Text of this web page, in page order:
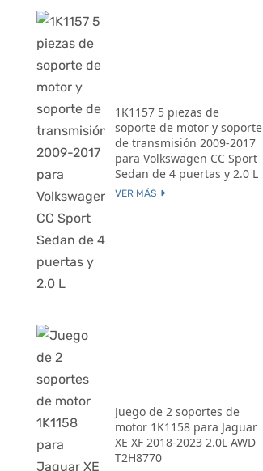
1K1157 5 piezas de
soporte de motor y soporte
de transmisión 2009-2017
para Volkswagen CC Sport
Sedan de 4 puertas y 2.0 L
VER MÁS
Juego de 2 soportes de
motor 1K1158 para Jaguar
XE XF 2018-2023 2.0L AWD
T2H8770